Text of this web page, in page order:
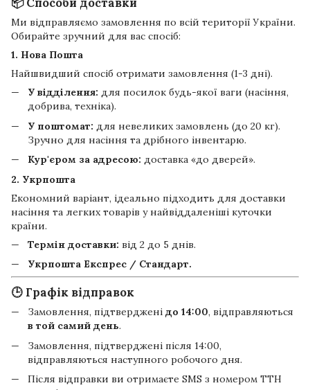
📦 Способи доставки
Ми відправляємо замовлення по всій території України.
Обирайте зручний для вас спосіб:
1. Нова Пошта
Найшвидший спосіб отримати замовлення (1-3 дні).
У відділення: для посилок будь-якої ваги (насіння,
добрива, техніка).
У поштомат: для невеликих замовлень (до 20 кг).
Зручно для насіння та дрібного інвентарю.
Кур'єром за адресою: доставка «до дверей».
2. Укрпошта
Економний варіант, ідеально підходить для доставки
насіння та легких товарів у найвіддаленіші куточки
країни.
Термін доставки: від 2 до 5 днів.
Укрпошта Експрес / Стандарт.
🕒 Графік відправок
Замовлення, підтверджені до 14:00, відправляються
в той самий день.
Замовлення, підтверджені після 14:00,
відправляються наступного робочого дня.
Після відправки ви отримаєте SMS з номером ТТН